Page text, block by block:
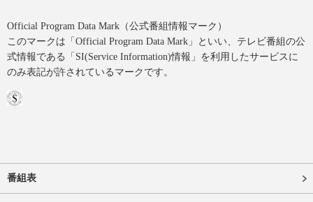
Official Program Data Mark（公式番組情報マーク）
このマークは「Official Program Data Mark」といい、テレビ番組の公
式情報である「SI(Service Information)情報」を利用したサービスに
のみ表記が許されているマークです。
番組表